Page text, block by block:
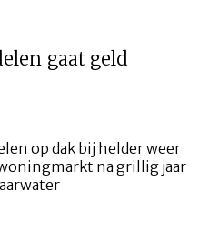
gaat geld